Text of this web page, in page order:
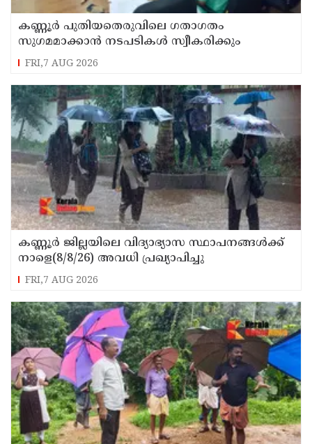
കണ്ണൂർ പുതിയതെരുവിലെ ഗതാഗതം
സുഗമമാക്കാന്‍ നടപടികള്‍ സ്വീകരിക്കും
FRI,7 AUG 2026
കണ്ണൂർ ജില്ലയിലെ വിദ്യാഭ്യാസ സ്ഥാപനങ്ങള്‍ക്ക്
നാളെ(8/8/26) അവധി പ്രഖ്യാപിച്ചു
FRI,7 AUG 2026